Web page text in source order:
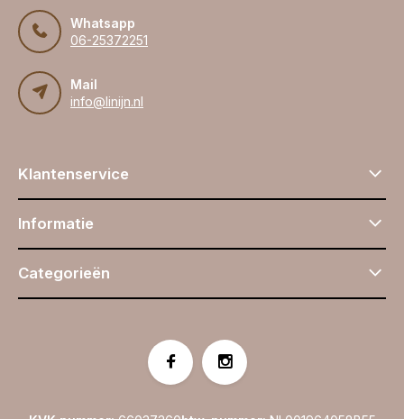
Whatsapp
06-25372251
Mail
info@linijn.nl
Klantenservice
Informatie
Categorieën